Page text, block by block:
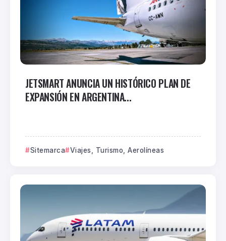
JETSMART ANUNCIA UN HISTÓRICO PLAN DE
EXPANSIÓN EN ARGENTINA...
Sitemarca Viajes, Turismo, Aerolíneas